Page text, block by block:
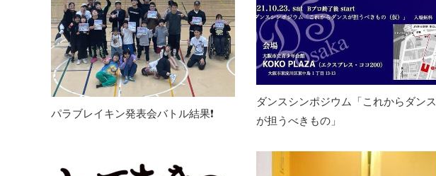
パラブレイキン発表会バトル結果❗️
ダンスシンポジウム「これからダンス
が担うべきもの」